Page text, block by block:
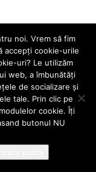
noi. Vrem să fim
accepţi cookie-urile
uri? Le utilizăm
web, a îmbunătăţi
de socializare şi
tale. Prin clic pe
cookie. Îţi
butonul NU